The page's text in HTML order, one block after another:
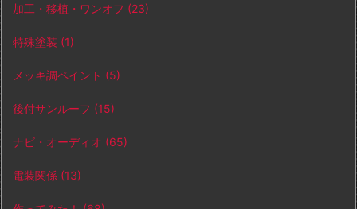
加工・移植・ワンオフ (23)
特殊塗装 (1)
メッキ調ペイント (5)
後付サンルーフ (15)
ナビ・オーディオ (65)
電装関係 (13)